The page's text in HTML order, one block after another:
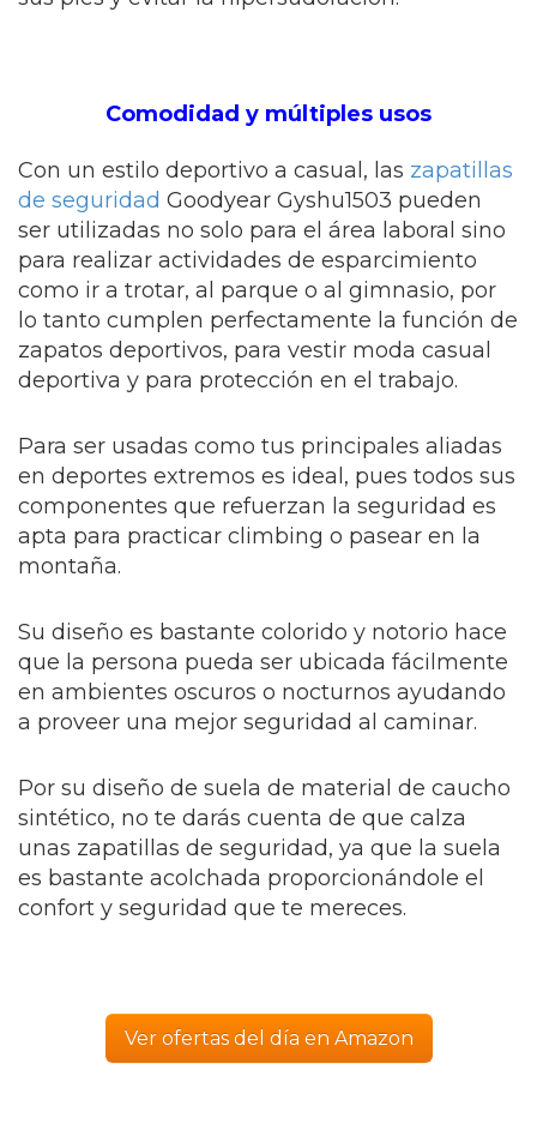
Comodidad y múltiples usos
Con un estilo deportivo a casual, las zapatillas
de seguridad Goodyear Gyshu1503 pueden
ser utilizadas no solo para el área laboral sino
para realizar actividades de esparcimiento
como ir a trotar, al parque o al gimnasio, por
lo tanto cumplen perfectamente la función de
zapatos deportivos, para vestir moda casual
deportiva y para protección en el trabajo.
Para ser usadas como tus principales aliadas
en deportes extremos es ideal, pues todos sus
componentes que refuerzan la seguridad es
apta para practicar climbing o pasear en la
montaña.
Su diseño es bastante colorido y notorio hace
que la persona pueda ser ubicada fácilmente
en ambientes oscuros o nocturnos ayudando
a proveer una mejor seguridad al caminar.
Por su diseño de suela de material de caucho
sintético, no te darás cuenta de que calza
unas zapatillas de seguridad, ya que la suela
es bastante acolchada proporcionándole el
confort y seguridad que te mereces.
Ver ofertas del día en Amazon